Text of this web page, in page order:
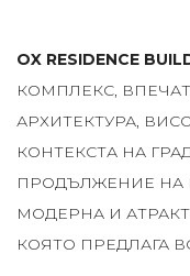
OX RESIDENCE
КОМПЛЕКС,
АРХИТЕКТУРА,
КОНТЕКСТА НА
ПРОДЪЛЖЕНИЕ НА
МОДЕРНА И
КОЯТО ПРЕДЛАГА